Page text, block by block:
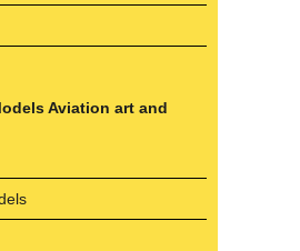
Aviation art and